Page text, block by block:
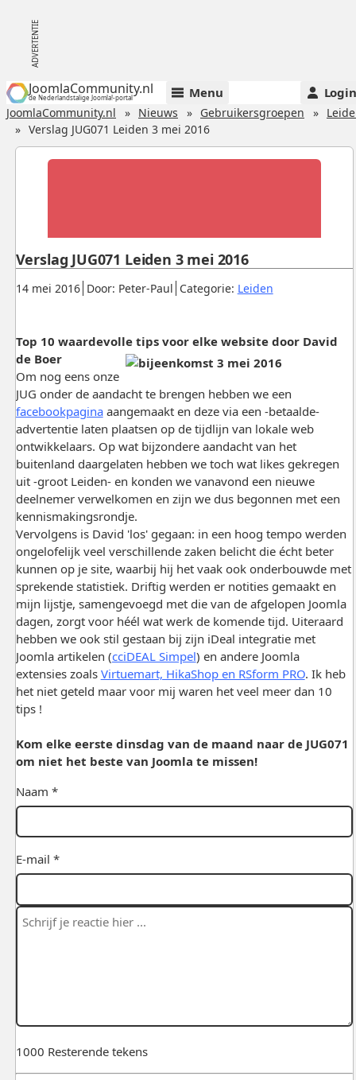
JoomlaCommunity.nl
de Nederlandstalige Joomla!-portal Menu Login
JoomlaCommunity.nl Nieuws Gebruikersgroepen
Verslag JUG071 Leiden 3 mei 2016
Gepubliceerd:
14 mei 2016. Door: Peter-Paul. Categorie: Leiden.
Verslag JUG071 Leiden 3 mei 2016
Top 10 waardevolle tips voor elke website door David
de Boer
Om nog eens onze
JUG onder de aandacht te brengen hebben we een
facebookpaginaaangemaakt en deze via een -betaalde-
advertentie laten plaatsen op de tijdlijn van lokale web
ontwikkelaars. Op wat bijzondere aandacht van het
buitenland daargelaten hebben we toch wat likes gekregen
uit -groot Leiden- en konden we vanavond een nieuwe
deelnemer verwelkomen en zijn we dus begonnen met een
kennismakingsrondje.
Vervolgens is David 'los' gegaan: in een hoog tempo werden
ongelofelijk veel verschillende zaken belicht die écht beter
kunnen op je site, waarbij hij het vaak ook onderbouwde met
sprekende statistiek. Driftig werden er notities gemaakt en
mijn lijstje, samengevoegd met die van de afgelopen Joomla
dagen, zorgt voor héél wat werk de komende tijd. Uiteraard
hebben we ook stil gestaan bij zijn iDeal integratie met
Joomla artikelen (cciDEAL Simpel) en andere Joomla
extensies zoals Virtuemart, HikaShop en RSform PRO. Ik heb
het niet geteld maar voor mij waren het veel meer dan 10
tips !
Kom elke eerste dinsdag van de maand naar de JUG071
om niet het beste van Joomla te missen!
Naam *
E-mail *
1000 Resterende tekens